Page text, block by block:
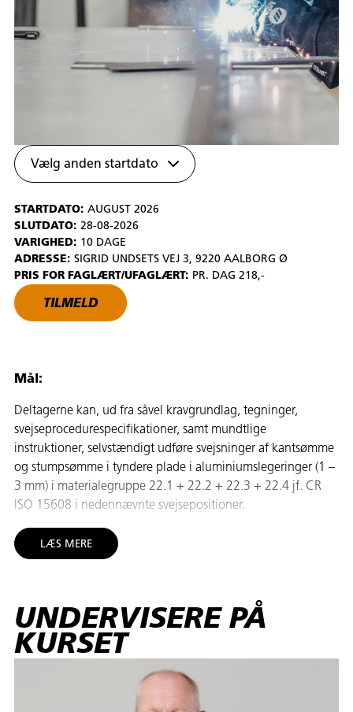
Vælg anden startdato
STARTDATO: AUGUST 2026
SLUTDATO: 28-08-2026
VARIGHED: 10 DAGE
ADRESSE: SIGRID UNDSETS VEJ 3, 9220 AALBORG Ø
PRIS FOR FAGLÆRT/UFAGLÆRT: PR. DAG 218,-
TILMELD
Mål:
Deltagerne kan, ud fra såvel kravgrundlag, tegninger,
svejseprocedurespecifikationer, samt mundtlige
instruktioner, selvstændigt udføre svejsninger af kantsømme
og stumpsømme i tyndere plade i aluminiumslegeringer (1 –
3 mm) i materialegruppe 22.1 + 22.2 + 22.3 + 22.4 jf. CR
ISO 15608 i nedennævnte svejsepositioner.
Deltagerne har endvidere teoretisk viden om forhold, der har
betydning for praktisk anvendelse af TIG-svejsning (proces
• Svejsemetoder og udstyr
• Materialelære
LÆS MERE
UNDERVISERE PÅ
KURSET